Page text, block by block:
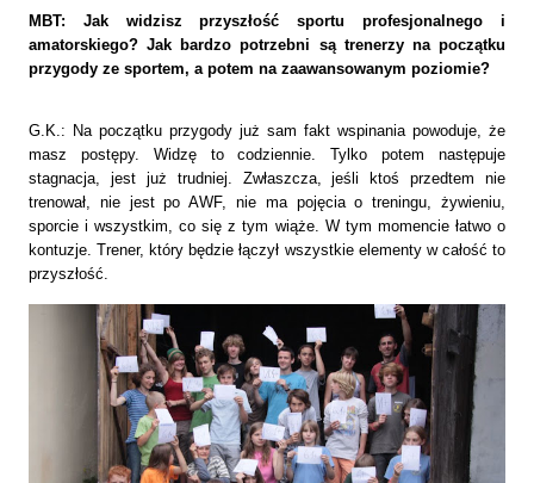
MBT: Jak widzisz przyszłość sportu profesjonalnego i
amatorskiego? Jak bardzo potrzebni są trenerzy na początku
przygody ze sportem, a potem na zaawansowanym poziomie?
G.K.: Na początku przygody już sam fakt wspinania powoduje, że
masz postępy. Widzę to codziennie. Tylko potem następuje
stagnacja, jest już trudniej. Zwłaszcza, jeśli ktoś przedtem nie
trenował, nie jest po AWF, nie ma pojęcia o treningu, żywieniu,
sporcie i wszystkim, co się z tym wiąże. W tym momencie łatwo o
kontuzje. Trener, który będzie łączył wszystkie elementy w całość to
przyszłość.